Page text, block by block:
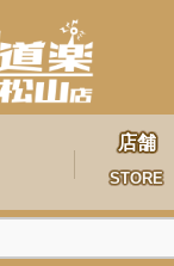
店舗
STORE